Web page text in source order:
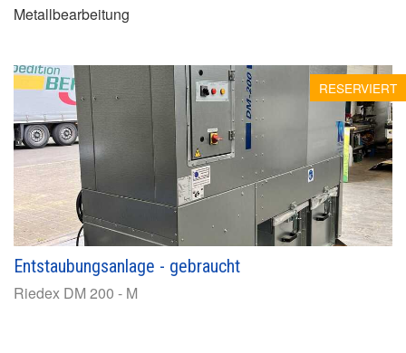
Metallbearbeitung
RESERVIERT
Entstaubungsanlage - gebraucht
Riedex DM 200 - M